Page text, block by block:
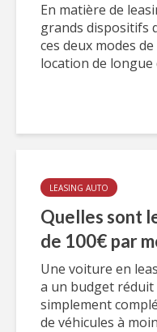
En matière de
grands dispositifs
ces deux modes
location de longue
LEASING AUTO
Quelles sont
de 100€ par
Une voiture en
a un budget réduit
simplement
de véhicules à